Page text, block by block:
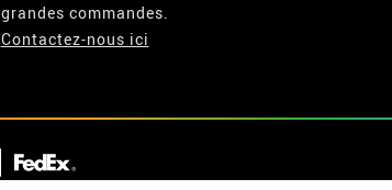
grandes commandes.
Contactez-nous ici